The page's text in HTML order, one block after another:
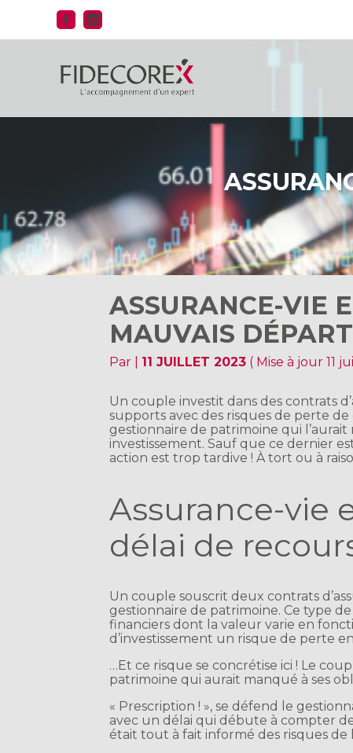
au
ASSURANCE-VIE
MAUVAIS
Par 11 JUILLET 2023 ( Mise à jour 11
Un couple investit dans des contrats
supports avec des risques de perte
gestionnaire de patrimoine qui
investissement. Sauf que ce dernier
action est trop tardive ! À tort ou à
Assurance-vie
délai de
Un couple souscrit deux contrats
gestionnaire de patrimoine. Ce type
financiers dont la valeur varie en
d’investissement un risque de perte
…Et ce risque se concrétise ici ! Le
patrimoine qui aurait manqué à ses
« Prescription ! », se défend le
avec un délai qui débute à compter
était tout à fait informé des risques de